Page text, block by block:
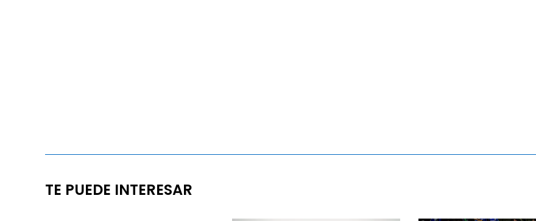
TE PUEDE INTERESAR